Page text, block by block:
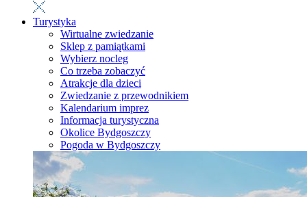
Turystyka
Wirtualne zwiedzanie
Sklep z pamiątkami
Wybierz nocleg
Co trzeba zobaczyć
Atrakcje dla dzieci
Zwiedzanie z przewodnikiem
Kalendarium imprez
Informacja turystyczna
Okolice Bydgoszczy
Pogoda w Bydgoszczy